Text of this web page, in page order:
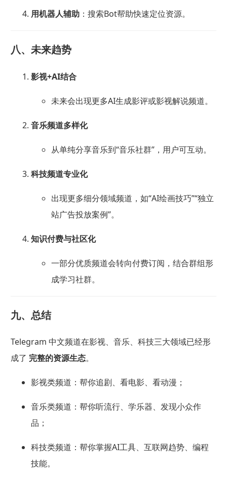
用机器人辅助：搜索Bot帮助快速定位资源。
八、未来趋势
影视+AI结合
未来会出现更多AI生成影评或影视解说频道。
音乐频道多样化
从单纯分享音乐到“音乐社群”，用户可互动。
科技频道专业化
出现更多细分领域频道，如“AI绘画技巧”“独立
站广告投放案例”。
知识付费与社区化
一部分优质频道会转向付费订阅，结合群组形
成学习社群。
九、总结
Telegram 中文频道在影视、音乐、科技三大领域已经形
成了 完整的资源生态。
影视类频道：帮你追剧、看电影、看动漫；
音乐类频道：帮你听流行、学乐器、发现小众作
品；
科技类频道：帮你掌握AI工具、互联网趋势、编程
技能。